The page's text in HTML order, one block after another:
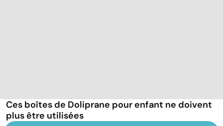
Ces boîtes de Doliprane pour enfant ne doivent
plus être utilisées